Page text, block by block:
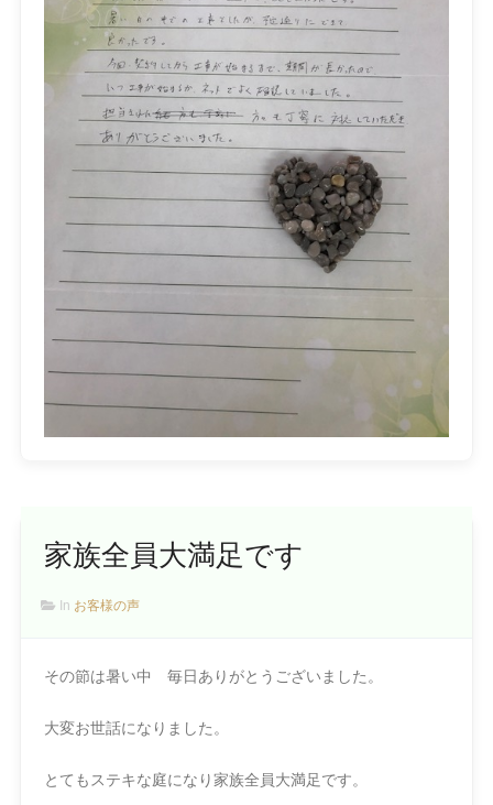
家族全員大満足です
In お客様の声
その節は暑い中 毎日ありがとうございました。
大変お世話になりました。
とてもステキな庭になり家族全員大満足です。